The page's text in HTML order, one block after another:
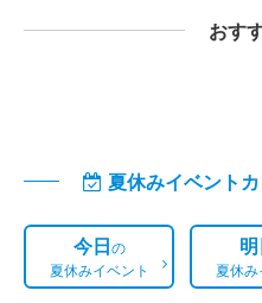
おす
夏休みイベント
今日の
夏休みイベント
夏休み